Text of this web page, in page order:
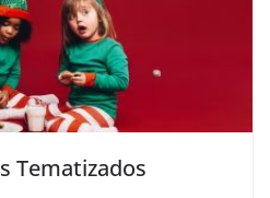
Tematizados